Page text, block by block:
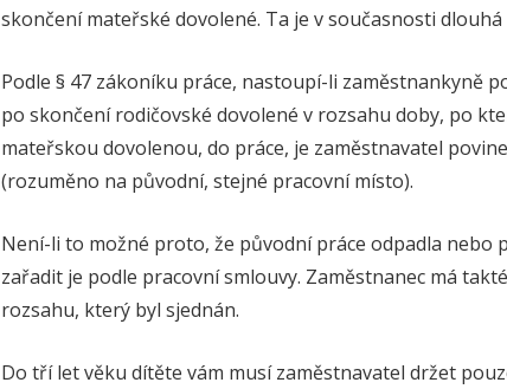
skončení mateřské dovolené. Ta je v současnosti
Podle § 47 zákoníku práce, nastoupí-li zaměstnankyně
po skončení rodičovské dovolené v rozsahu doby, po
mateřskou dovolenou, do práce, je zaměstnavatel
(rozuměno na původní, stejné pracovní místo).
Není-li to možné proto, že původní práce odpadla nebo
zařadit je podle pracovní smlouvy. Zaměstnanec má
rozsahu, který byl sjednán.
Do tří let věku dítěte vám musí zaměstnavatel držet